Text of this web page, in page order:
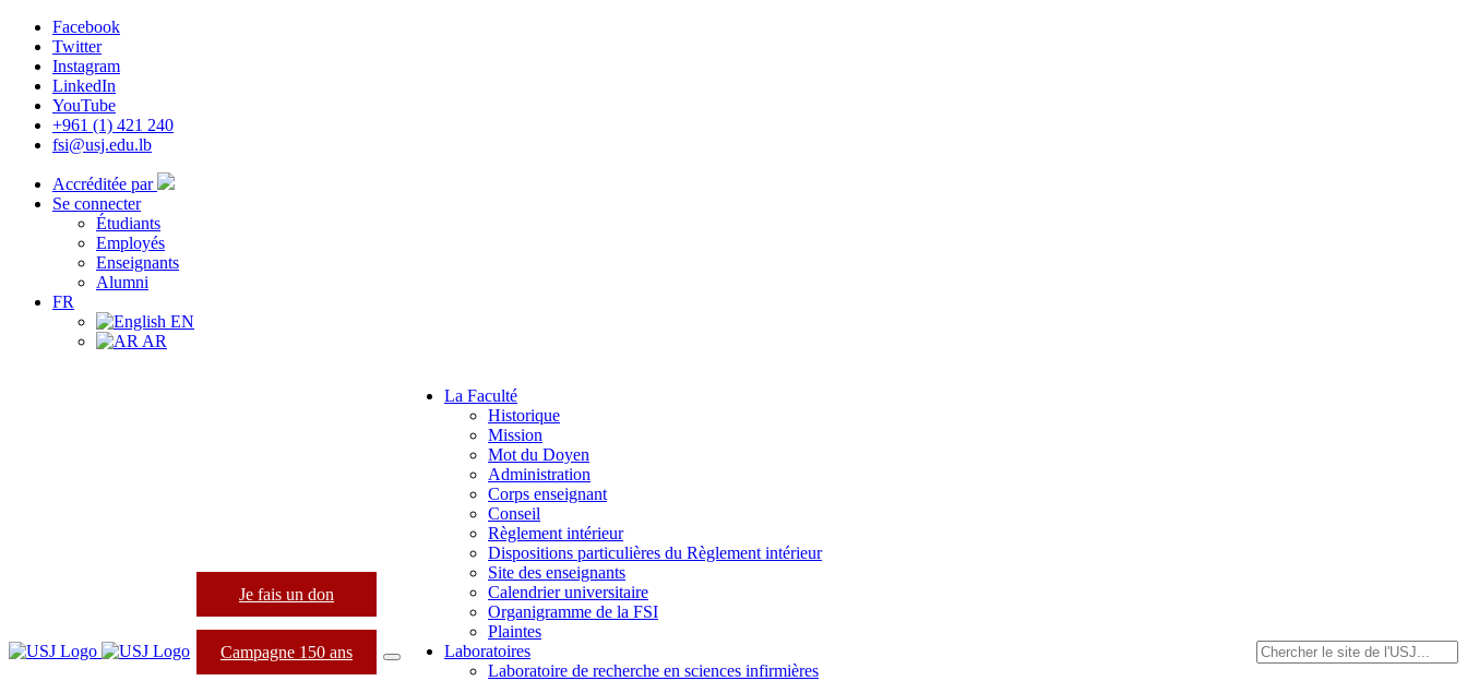
Facebook
Twitter
Instagram
LinkedIn
YouTube
+961 (1) 421 240
fsi@usj.edu.lb
Accréditée par
Se connecter
Étudiants
Employés
Enseignants
Alumni
FR
EN
AR
Je fais un don
Campagne 150 ans
La Faculté
Historique
Mission
Mot du Doyen
Administration
Corps enseignant
Conseil
Règlement intérieur
Dispositions particulières du Règlement intérieur
Site des enseignants
Calendrier universitaire
Organigramme de la FSI
Plaintes
Laboratoires
Laboratoire de recherche en sciences infirmières